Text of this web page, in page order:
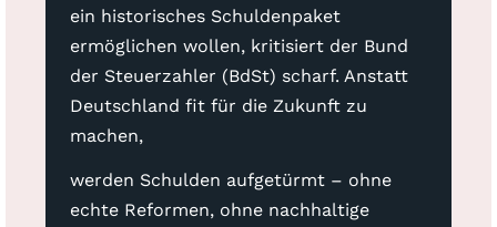
ein historisches Schuldenpaket
ermöglichen wollen, kritisiert der Bund
der Steuerzahler (BdSt) scharf. Anstatt
Deutschland fit für die Zukunft zu
machen,
werden Schulden aufgetürmt – ohne
echte Reformen, ohne nachhaltige